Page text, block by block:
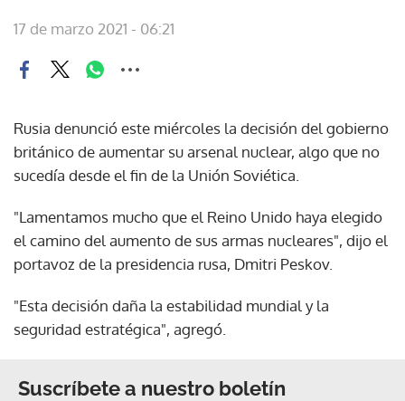
17 de marzo 2021 - 06:21
Rusia denunció este miércoles la decisión del gobierno
británico de aumentar su arsenal nuclear, algo que no
sucedía desde el fin de la Unión Soviética.
"Lamentamos mucho que el Reino Unido haya elegido
el camino del aumento de sus armas nucleares", dijo el
portavoz de la presidencia rusa, Dmitri Peskov.
"Esta decisión daña la estabilidad mundial y la
seguridad estratégica", agregó.
Suscríbete a nuestro boletín